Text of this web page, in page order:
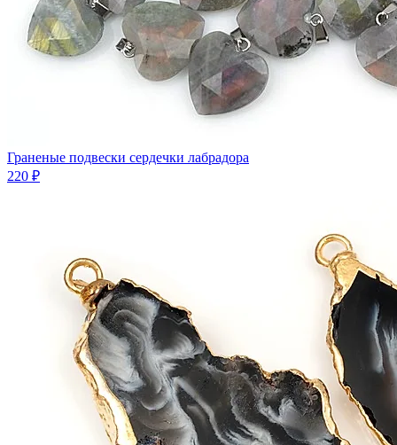
Граненые подвески сердечки лабрадора
220 ₽